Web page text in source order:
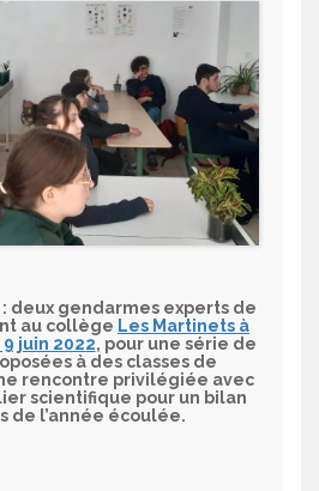
: deux gendarmes experts de
au collège Les Martinets à
juin 2022, pour une série de
à des classes de
rencontre privilégiée avec
scientifique pour un bilan
de l’année écoulée.